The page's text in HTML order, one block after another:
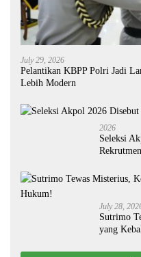
July 29, 2026
Pelantikan KBPP Polri Jadi
Lebih Modern
2026
Seleksi
July 28,
Sutrimo
yang